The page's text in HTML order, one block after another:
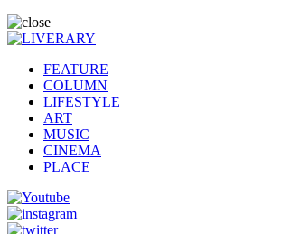
FEATURE
COLUMN
LIFESTYLE
ART
MUSIC
CINEMA
PLACE